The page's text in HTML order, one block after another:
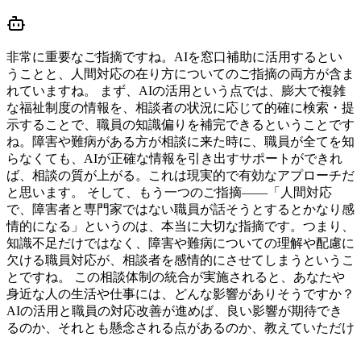
非常に重要なご指摘ですね。AIを窓口補助に活用するとい
うことと、人間対応の在り方についてのご指摘の両方が含ま
れていますね。 まず、AIの活用という点では、膨大で複雑
な福祉制度の情報を、相談者の状況に応じて的確に検索・提
示することで、職員の知識偏りを補完できるということです
ね。障害や難病がある方が相談に来た時に、職員が全てを知
らなくても、AIが正確な情報を引き出すサポートができれ
ば、相談の質が上がる。これは現実的で有効なアプローチだ
と思います。 そして、もう一つのご指摘——「人間対応
で、障害者と専門家ではない職員が話そうとするとかなり感
情的になる」というのは、本当に大切な指摘です。つまり、
知識不足だけではなく、障害や難病についての理解や配慮に
欠ける職員対応が、相談者を感情的にさせてしまうというこ
とですね。 この相談体制の統合が実施されると、あなたや
身近な人の生活や仕事には、どんな影響がありそうですか？
AIの活用と職員の対応改善が進めば、良い影響が期待でき
るのか、それとも懸念される点があるのか、教えていただけ